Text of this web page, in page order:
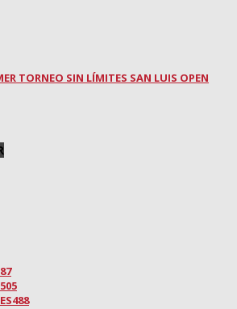
TORNEO SIN LÍMITES SAN LUIS OPEN
505
488